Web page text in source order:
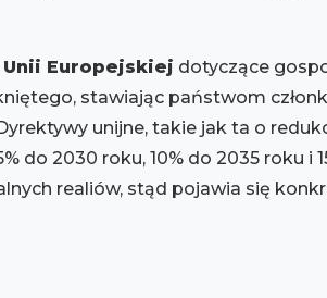
Unii Europejskiej dotyczące
stawiając państwom
unijne, takie jak ta o
do 2030 roku, 10% do 2035 roku i
realiów, stąd pojawia się